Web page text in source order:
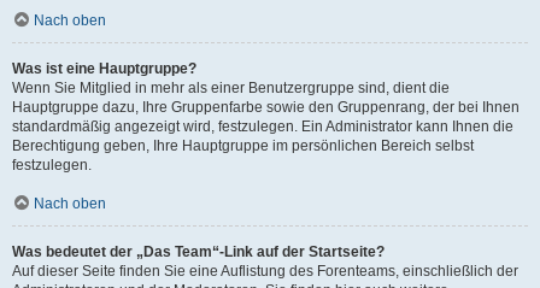
Nach oben
Was ist eine Hauptgruppe?
Wenn Sie Mitglied in mehr als einer Benutzergruppe sind, dient die
Hauptgruppe dazu, Ihre Gruppenfarbe sowie den Gruppenrang, der bei Ihnen
standardmäßig angezeigt wird, festzulegen. Ein Administrator kann Ihnen die
Berechtigung geben, Ihre Hauptgruppe im persönlichen Bereich selbst
festzulegen.
Nach oben
Was bedeutet der „Das Team“-Link auf der Startseite?
Auf dieser Seite finden Sie eine Auflistung des Forenteams, einschließlich der